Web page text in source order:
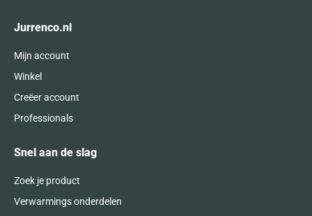
Jurrenco.nl
Mijn account
Winkel
Creëer account
Professionals
Snel aan de slag
Zoek je product
Verwarmings onderdelen